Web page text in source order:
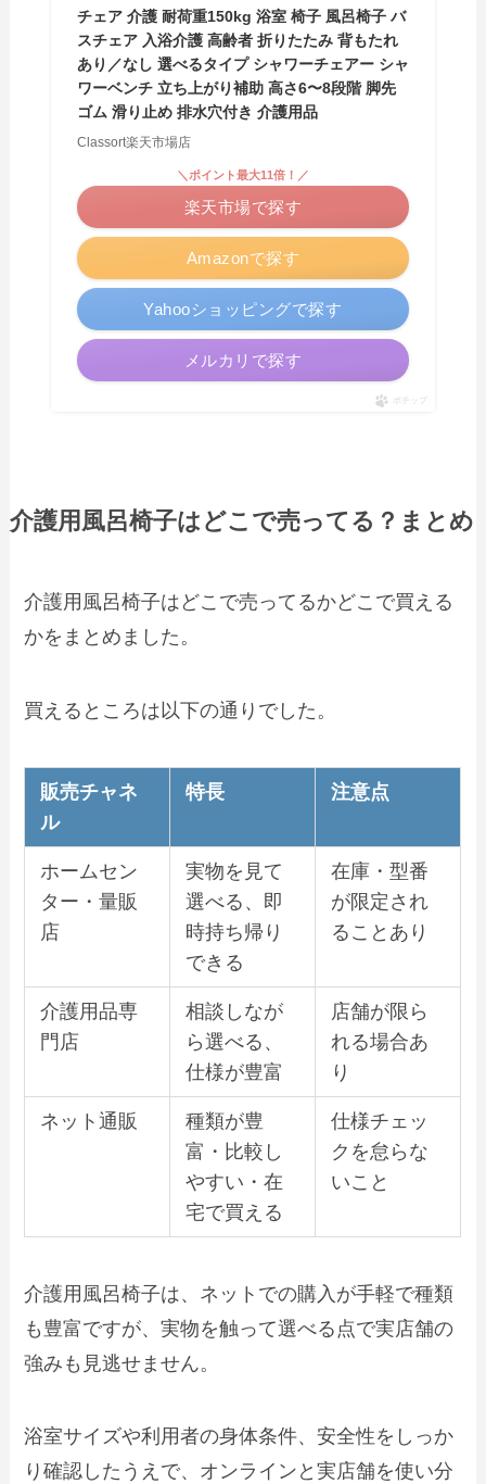
チェア 介護 耐荷重150kg 浴室 椅子 風呂椅子 バ
スチェア 入浴介護 高齢者 折りたたみ 背もたれ
あり／なし 選べるタイプ シャワーチェアー シャ
ワーベンチ 立ち上がり補助 高さ6〜8段階 脚先
ゴム 滑り止め 排水穴付き 介護用品
Classort楽天市場店
Amazonで探す
＼ポイント最大11倍！／
楽天市場で探す
Yahooショッピングで探す
メルカリで探す
ポチップ
介護用風呂椅子はどこで売ってる？まとめ
介護用風呂椅子はどこで売ってるかどこで買える
かをまとめました。
買えるところは以下の通りでした。
販売チャネ
ル
特長 注意点
ホームセン
ター・量販
店
実物を見て
選べる、即
時持ち帰り
できる
在庫・型番
が限定され
ることあり
介護用品専
門店
相談しなが
ら選べる、
仕様が豊富
店舗が限ら
れる場合あ
り
ネット通販
種類が豊
富・比較し
やすい・在
宅で買える
仕様チェッ
クを怠らな
いこと
介護用風呂椅子は、ネットでの購入が手軽で種類
も豊富ですが、実物を触って選べる点で実店舗の
強みも見逃せません。
浴室サイズや利用者の身体条件、安全性をしっか
り確認したうえで、オンラインと実店舗を使い分